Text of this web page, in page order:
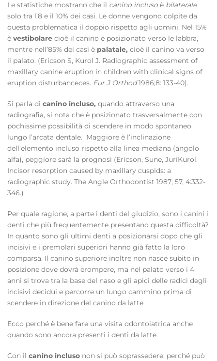
Le statistiche mostrano che il canino incluso è bilaterale
solo tra l’8 e il 10% dei casi. Le donne vengono colpite da
questa problematica il doppio rispetto agli uomini. Nel 15%
è vestibolare cioè il canino è posizionato verso le labbra,
mentre nell’85% dei casi è palatale, cioè il canino va verso
il palato. (Ericson S, Kurol J. Radiographic assessment of
maxillary canine eruption in children with clinical signs of
eruption disturbanceces. Eur J Orthod1986;8: 133-40).
Si parla di canino incluso, quando attraverso una
radiografia, si nota che è posizionato trasversalmente con
pochissime possibilità di scendere in modo spontaneo
lungo l’arcata dentale. Maggiore è l’inclinazione
dell’elemento incluso rispetto alla linea mediana (angolo
alfa), peggiore sarà la prognosi (Ericson, Sune, JuriKurol.
Incisor resorption caused by maxillary cuspids: a
radiographic study. The Angle Orthodontist 1987; 57, 4:332-
346.)
Per quale ragione, a parte i denti del giudizio, sono i canini i
denti che più frequentemente presentano questa difficoltà?
In quanto sono gli ultimi denti a posizionarsi dopo che gli
incisivi e i premolari superiori hanno già fatto la loro
comparsa. Il canino superiore inoltre non nasce subito in
posizione dove dovrà erompere, ma nel palato verso i 4
anni si trova tra la base del naso e gli apici delle radici degli
incisivi decidui e percorre un lungo cammino prima di
scendere in direzione del canino da latte.
Ecco perché è bene fare una visita odontoiatrica anche
quando sono ancora presenti i denti da latte.
Con il canino incluso non si può soprassedere, perché può